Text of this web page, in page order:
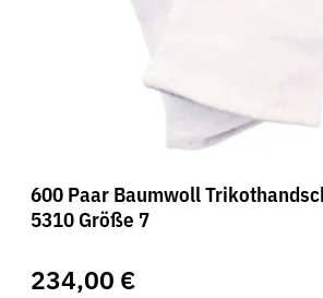
600 Paar Baumwoll
5310 Größe 7
234,00 €